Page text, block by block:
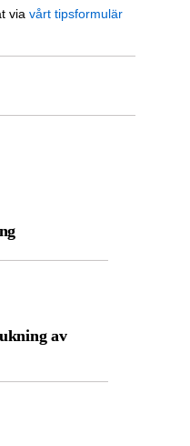
via vårt tipsformulär
av